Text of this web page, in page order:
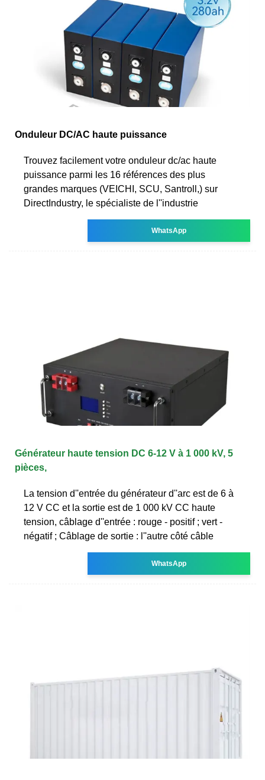
Onduleur DC/AC haute puissance
Trouvez facilement votre onduleur dc/ac haute
puissance parmi les 16 références des plus
grandes marques (VEICHI, SCU, Santroll,) sur
DirectIndustry, le spécialiste de l''industrie
WhatsApp
Générateur haute tension DC 6-12 V à 1 000 kV, 5
pièces,
La tension d''entrée du générateur d''arc est de 6 à
12 V CC et la sortie est de 1 000 kV CC haute
tension, câblage d''entrée : rouge - positif ; vert -
négatif ; Câblage de sortie : l''autre côté câble
WhatsApp